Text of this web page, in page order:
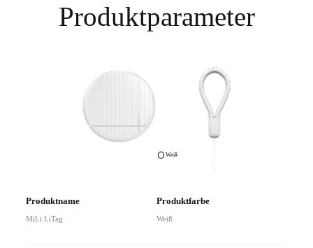
Produktparameter
Weiß
Produktname
MiLi LiTag
Produktfarbe
Weiß